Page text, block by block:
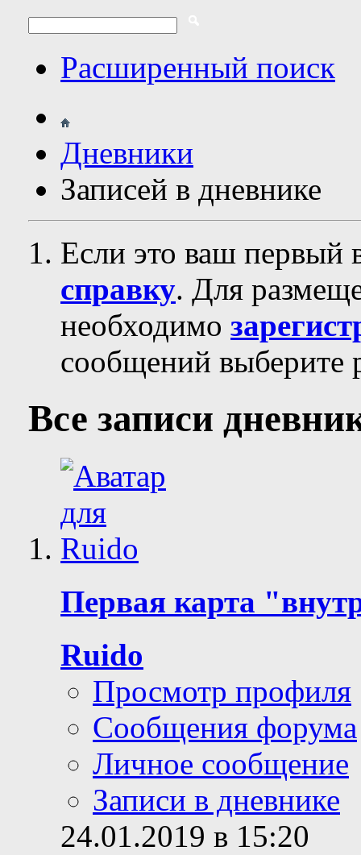
Расширенный поиск
Дневники
Записей в дневнике
Если это ваш первый
справку. Для
необходимо
сообщений выберите
Все записи
Первая карта
Ruido
Просмотр профиля
Сообщения форума
Личное сообщение
Записи в дневнике
24.01.2019 в 15:20